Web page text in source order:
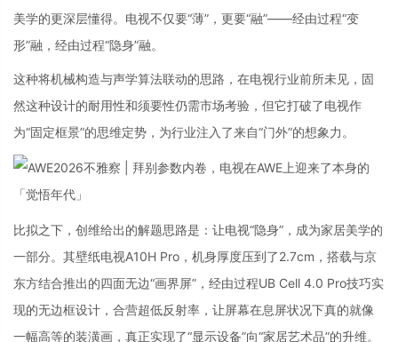
美学的更深层懂得。电视不仅要“薄”，更要“融”——经由过程“变
形”融，经由过程“隐身”融。
这种将机械构造与声学算法联动的思路，在电视行业前所未见，固
然这种设计的耐用性和须要性仍需市场考验，但它打破了电视作
为“固定框景”的思维定势，为行业注入了来自“门外”的想象力。
比拟之下，创维给出的解题思路是：让电视“隐身”，成为家居美学的
一部分。其壁纸电视A10H Pro，机身厚度压到了2.7cm，搭载与京
东方结合推出的四面无边“画界屏”，经由过程UB Cell 4.0 Pro技巧实
现的无边框设计，合营超低反射率，让屏幕在息屏状况下真的就像
一幅高等的装潢画，真正实现了“显示设备”向“家居艺术品”的升维。